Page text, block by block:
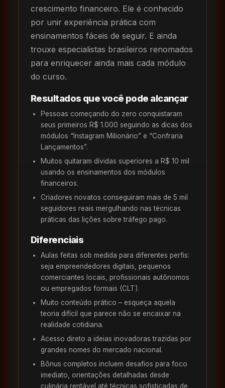
crescimento financeiro. Ele é conhecido
por unir experiência prática com
ensinamentos fáceis de seguir. E ainda
trouxe especialistas brasileiros renomados
para enriquecer ainda mais cada módulo
do curso.
Resultados que você pode alcançar
Pessoas começando do zero conquistaram
seus primeiros R$ 1.000 seguindo as dicas dos
módulos “Instagram Milionário” e “Confraria
Lançamentos”.
Muitos quitaram dívidas superiores a R$ 10 mil
usando os ensinamentos dos módulos
financeiros.
Criadores novatos conseguiram mais de 5 mil
seguidores reais mergulhando nas técnicas
práticas das lições sobre tráfego pago.
Diferenciais
Aulas feitas sob medida para diferentes perfis:
seja empreendedores digitais, pequenos
comerciantes locais, profissionais autônomos
ou empregados formais (CLT).
Muito conteúdo prático – esqueça aquela
teoria difícil que parece não se encaixar na
realidade cotidiana.
Acesso direto a ideias inovadoras trazidas por
grandes nomes do mercado nacional.
Bônus completos incluem desafios para foco
imediato, orientações detalhadas desde
culinária rentável até técnicas sofisticadas de